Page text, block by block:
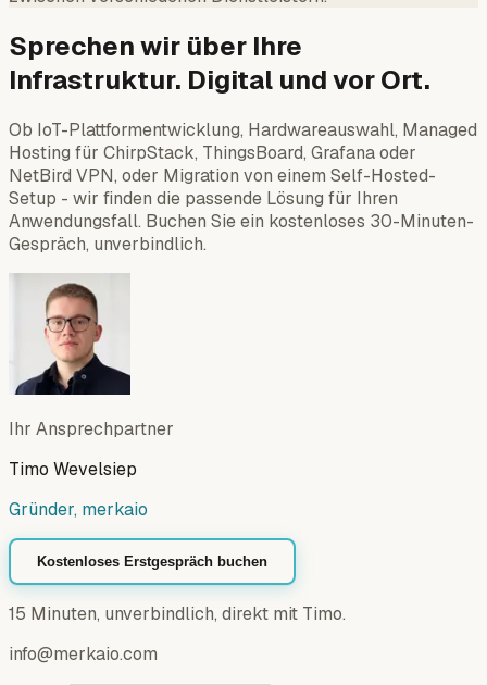
Sprechen wir über Ihre
Infrastruktur. Digital und vor Ort.
Ob IoT-Plattformentwicklung, Hardwareauswahl, Managed
Hosting für ChirpStack, ThingsBoard, Grafana oder
NetBird VPN, oder Migration von einem Self-Hosted-
Setup - wir finden die passende Lösung für Ihren
Anwendungsfall. Buchen Sie ein kostenloses 30-Minuten-
Gespräch, unverbindlich.
Ihr Ansprechpartner
Timo Wevelsiep
Gründer, merkaio
Kostenloses Erstgespräch buchen
15 Minuten, unverbindlich, direkt mit Timo.
info@merkaio.com